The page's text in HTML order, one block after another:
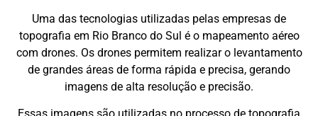
Uma das tecnologias utilizadas pelas empresas de
topografia em Rio Branco do Sul é o mapeamento aéreo
com drones. Os drones permitem realizar o levantamento
de grandes áreas de forma rápida e precisa, gerando
imagens de alta resolução e precisão.